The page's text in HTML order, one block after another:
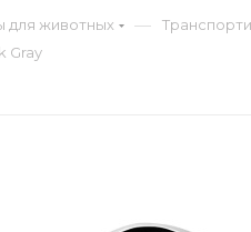
для животных —
Gray